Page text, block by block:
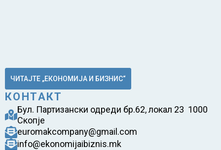
ЧИТАЈТЕ „ЕКОНОМИЈА И БИЗНИС“
КОНТАКТ
Бул. Партизански одреди бр.62, локал 23 1000
Скопје
euromakcompany@gmail.com
info@ekonomijaibiznis.mk